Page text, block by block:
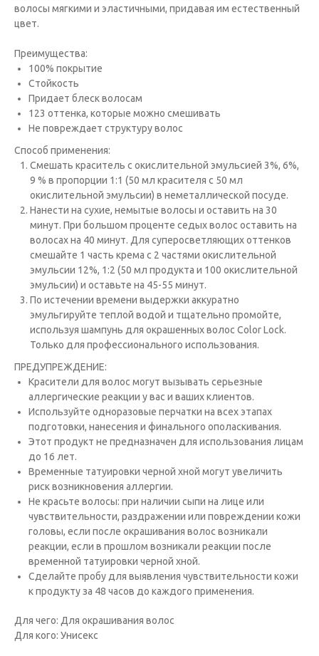
волосы мягкими и эластичными, придавая им естественный
цвет.
Преимущества:
100% покрытие
Стойкость
Придает блеск волосам
123 оттенка, которые можно смешивать
Не повреждает структуру волос
Способ применения:
Cмешать краситель с окислительной эмульсией 3%, 6%,
9 % в пропорции 1:1 (50 мл красителя с 50 мл
окислительной эмульсии) в неметаллической посуде.
Нанести на сухие, немытые волосы и оставить на 30
минут. При большом проценте седых волос оставить на
волосах на 40 минут. Для суперосветляющих оттенков
смешайте 1 часть крема с 2 частями окислительной
эмульсии 12%, 1:2 (50 мл продукта и 100 окислительной
эмульсии) и оставьте на 45-55 минут.
По истечении времени выдержки аккуратно
эмульгируйте теплой водой и тщательно промойте,
используя шампунь для окрашенных волос Color Lock.
Только для профессионального использования.
ПРЕДУПРЕЖДЕНИЕ:
Красители для волос могут вызывать серьезные
аллергические реакции у вас и ваших клиентов.
Исполь­зуйте одноразовые перчатки на всех этапах
подготовки, нанесения и финального ополаскивания.
Этот продукт не предназна­чен для использования лицам
до 16 лет.
Временные татуировки черной хной могут увеличить
риск возникновения аллергии.
Не красьте волосы: при наличии сыпи на лице или
чувствительности, раздражении или повреждении кожи
головы, если после окрашивания волос возникали
реакции, если в прошлом возникали реакции после
временной татуировки черной хной.
Сде­лайте пробу для выявления чувствительности кожи
к продукту за 48 часов до каждого применения.
Для чего: Для окрашивания волос
Для кого: Унисекс